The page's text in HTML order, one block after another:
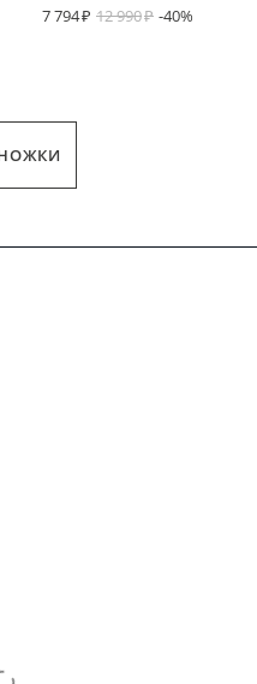
7 794
12 990 -40%